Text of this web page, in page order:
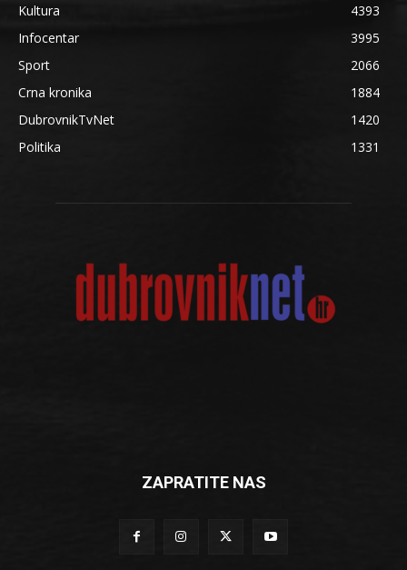
Kultura
4393
Infocentar
3995
Sport
2066
Crna kronika
1884
DubrovnikTvNet
1420
Politika
1331
ZAPRATITE NAS